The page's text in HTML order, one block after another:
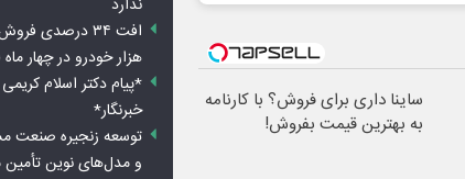
ساینا داری برای فروش؟ با کارنامه
به بهترین قیمت بفروش!
هزار خودرو در چهار
*پیام دکتر اسلام
خبرنگار*
توسعه زنجیره صنعت
و مدل‌های نوین تأمین